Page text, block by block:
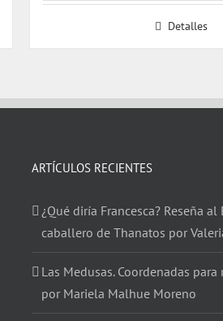
Detalles
ARTÍCULOS RECIENTES
¿Qué diría Francesca? Reseña
caballero de Thanatos por
Las Medusas. Coordenadas
por Mariela Malhue Moreno